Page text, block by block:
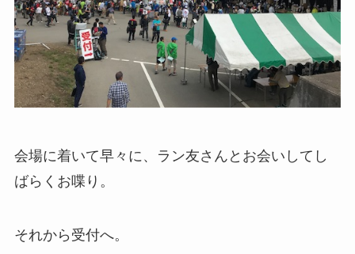
会場に着いて早々に、ラン友さんとお会いしてし
ばらくお喋り。
それから受付へ。